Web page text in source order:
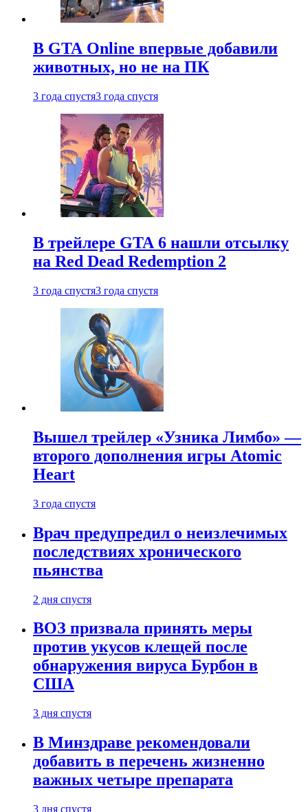
В GTA Online впервые добавили
животных, но не на ПК
3 года спустя3 года спустя
В трейлере GTA 6 нашли отсылку
на Red Dead Redemption 2
3 года спустя3 года спустя
Вышел трейлер «Узника Лимбо» —
второго дополнения игры Atomic
Heart
3 года спустя
Врач предупредил о неизлечимых
последствиях хронического
пьянства
2 дня спустя
ВОЗ призвала принять меры
против укусов клещей после
обнаружения вируса Бурбон в
США
3 дня спустя
В Минздраве рекомендовали
добавить в перечень жизненно
важных четыре препарата
3 дня спустя